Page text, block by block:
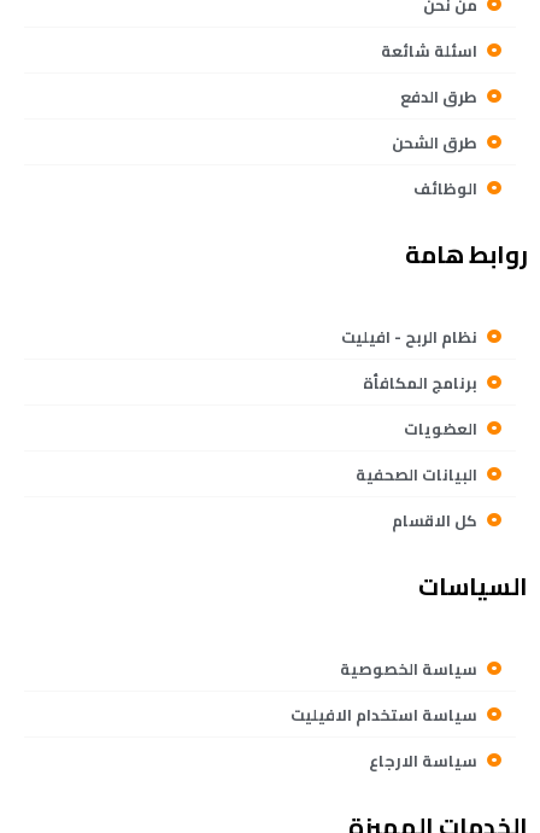
اسئلة شائعة
طرق الدفع
طرق الشحن
الوظائف
روابط هامة
نظام الربح - افيليت
برنامج المكافأة
العضويات
البيانات الصحفية
كل الاقسام
السياسات
سياسة الخصوصية
سياسة استخدام الافيليت
سياسة الارجاع